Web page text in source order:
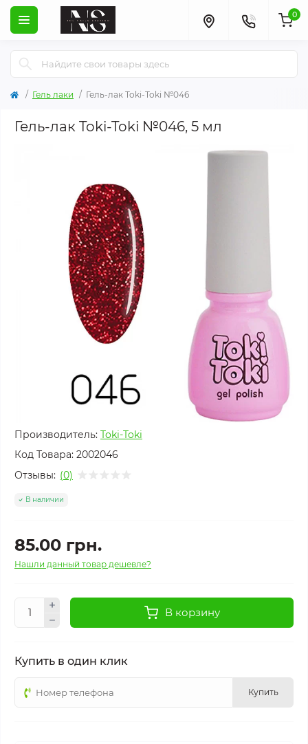
0
Гель лаки Гель-лак Toki-Toki №046
Гель-лак Toki-Toki №046, 5 мл
Производитель: Toki-Toki
Код Товара: 2002046
Отзывы: (0)
В наличии
85.00 грн.
Нашли данный товар дешевле?
В корзину
Купить в один клик
Купить